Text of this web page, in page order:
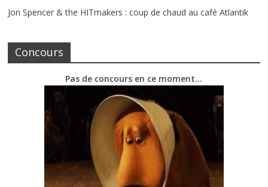
Jon Spencer & the HITmakers : coup de chaud au café Atlantik
Concours
Pas de concours en ce moment…